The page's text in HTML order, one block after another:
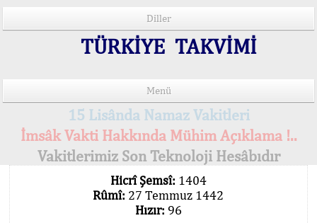
Diller
TÜRKİYE TAKVİMİ
Menü
15 Lisânda Namaz Vakitleri
İmsâk Vakti Hakkında Mühim Açıklama !..
Vakitlerimiz Son Teknoloji Hesâbıdır
Hicrî Şemsî: 1404
Rûmî: 27 Temmuz 1442
Hızır: 96